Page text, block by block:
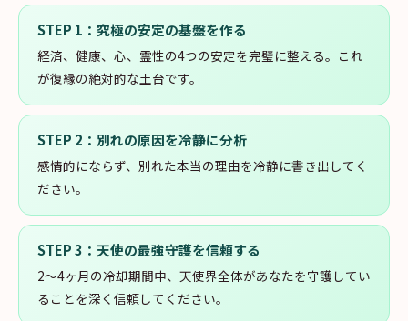
STEP 1 ： 究極の安定の基盤を作る
経済、健康、心、霊性の4つの安定を完璧に整える。これ
が復縁の絶対的な土台です。
STEP 2 ： 別れの原因を冷静に分析
感情的にならず、別れた本当の理由を冷静に書き出してく
ださい。
STEP3 ： 天使の最強守護を信頼する
2〜4ヶ月の冷却期間中、天使界全体があなたを守護してい
ることを深く信頼してください。